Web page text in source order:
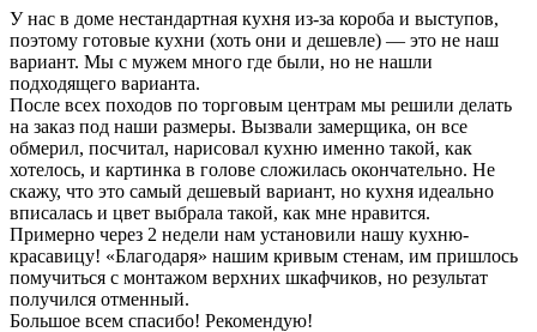
У нас в доме нестандартная кухня из-за короба и выступов,
поэтому готовые кухни (хоть они и дешевле) — это не наш
вариант. Мы с мужем много где были, но не нашли
подходящего варианта.
После всех походов по торговым центрам мы решили делать
на заказ под наши размеры. Вызвали замерщика, он все
обмерил, посчитал, нарисовал кухню именно такой, как
хотелось, и картинка в голове сложилась окончательно. Не
скажу, что это самый дешевый вариант, но кухня идеально
вписалась и цвет выбрала такой, как мне нравится.
Примерно через 2 недели нам установили нашу кухню-
красавицу! «Благодаря» нашим кривым стенам, им пришлось
помучиться с монтажом верхних шкафчиков, но результат
получился отменный.
Большое всем спасибо! Рекомендую!